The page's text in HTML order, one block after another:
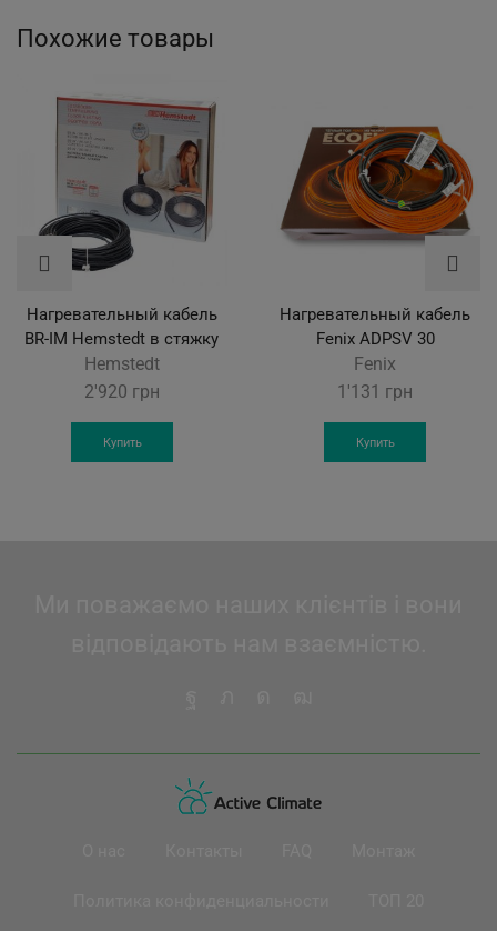
Похожие товары
Нагревательный кабель
BR-IM Hemstedt в стяжку
Hemstedt
2'920 грн
Купить
Нагревательный кабель
Fenix ADPSV 30
Fenix
1'131 грн
Купить